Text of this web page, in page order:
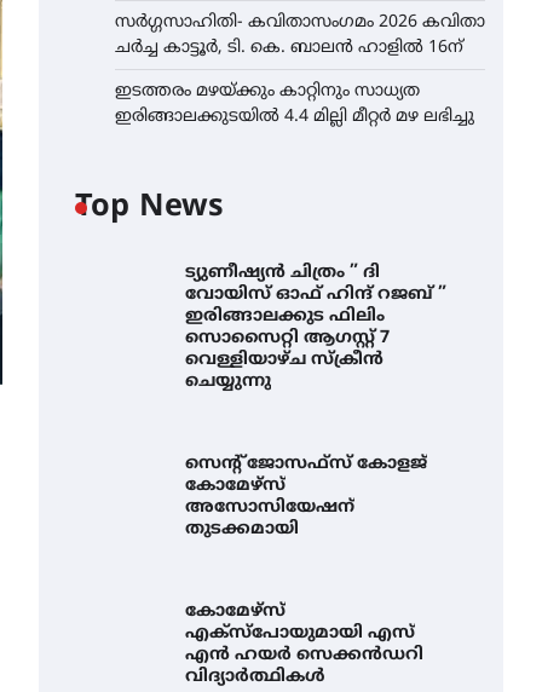
സർഗ്ഗസാഹിതി- കവിതാസംഗമം 2026 കവിതാ
ചർച്ച കാട്ടൂർ, ടി. കെ. ബാലൻ ഹാളിൽ 16ന്
ഇടത്തരം മഴയ്ക്കും കാറ്റിനും സാധ്യത
ഇരിങ്ങാലക്കുടയിൽ 4.4 മില്ലി മീറ്റർ മഴ ലഭിച്ചു
Top News
ട്യുണീഷ്യൻ ചിത്രം ” ദി
വോയിസ് ഓഫ് ഹിന്ദ് റജബ് ”
ഇരിങ്ങാലക്കുട ഫിലിം
സൊസൈറ്റി ആഗസ്റ്റ് 7
വെള്ളിയാഴ്ച സ്‌ക്രീൻ
ചെയ്യുന്നു
സെന്റ് ജോസഫ്സ് കോളജ്
കോമേഴ്‌സ്
അസോസിയേഷന്
തുടക്കമായി
കോമേഴ്സ്
എക്സ്പോയുമായി എസ്
എൻ ഹയർ സെക്കൻഡറി
വിദ്യാർത്ഥികൾ